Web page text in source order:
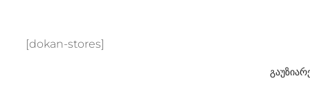
[dokan-stores]